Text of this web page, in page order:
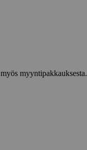
myyntipakkauksesta.